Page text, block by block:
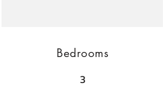
Bedrooms
3